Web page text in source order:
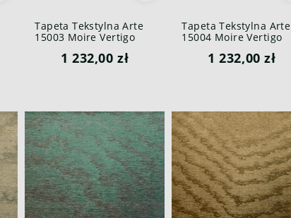
Tapeta Tekstylna Arte
15003 Moire Vertigo
1 232,00 zł
Tapeta Tekstylna Arte
15004 Moire Vertigo
1 232,00 zł